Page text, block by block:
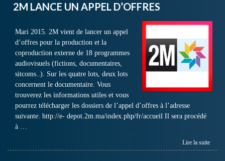
2M LANCE UN APPEL D’OFFRES
Mari 2015. 2M vient de lancer un appel
d’offres pour la production et la
coproduction externe de 18 programmes
audiovisuels (fictions, documentaires,
sitcoms..). Sur les quatre lots, deux lots
concernent le documentaire. Vous
trouverez les informations utiles et vous
pourrez télécharger les dossiers de l’appel d’offres à l’adresse
suivante: http://e- depot.2m.ma/index.php/fr/accueil Il sera procédé
à …
Lire la suite